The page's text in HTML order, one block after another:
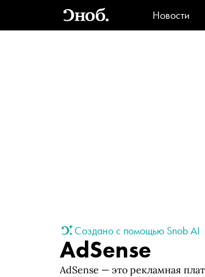
Новости
Создано с помощью Snob AI
AdSense
AdSense — это рекламная